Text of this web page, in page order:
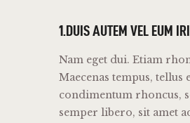
1.DUIS AUTEM VEL EUM
Nam eget dui. Etiam
Maecenas tempus, tellus
condimentum rhoncus,
semper libero, sit amet